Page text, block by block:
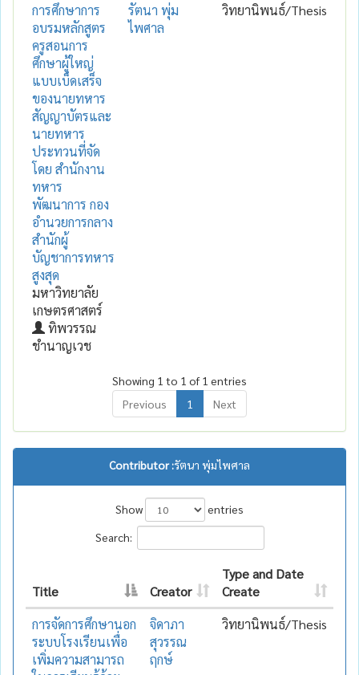
การศึกษาการ
อบรมหลักสูตร
ครูสอนการ
ศึกษาผู้ใหญ่
แบบเบ็ดเสร็จ
ของนายทหาร
สัญญาบัตรและ
นายทหาร
ประทวนที่จัด
โดย สำนักงาน
ทหาร
พัฒนาการ กอง
อำนวยการกลาง
สำนักผู้
บัญชาการทหาร
สูงสุด
มหาวิทยาลัย
เกษตรศาสตร์
ทิพวรรณ
ชำนาญเวช
รัตนา พุ่ม
ไพศาล
วิทยานิพนธ์/Thesis
Showing 1 to 1 of 1 entries
Previous
1 Next
Contributor :รัตนา พุ่มไพศาล
Show
entries
Search:
Title Creator
Type and Date
Create
การจัดการศึกษานอก
ระบบโรงเรียนเพื่อ
เพิ่มความสามารถ
จิดาภา
สุวรรณ
ฤกษ์
วิทยานิพนธ์/Thesis